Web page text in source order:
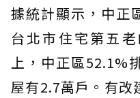
據統計顯示，中正
台北市住宅第五
上，中正區52.1%
屋有2.7萬戶。有改